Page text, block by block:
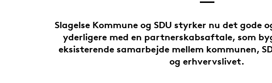
Slagelse Kommune og SDU styrker nu det
yderligere med en partnerskabsaftale, som
eksisterende samarbejde mellem kommunen,
og erhvervslivet.